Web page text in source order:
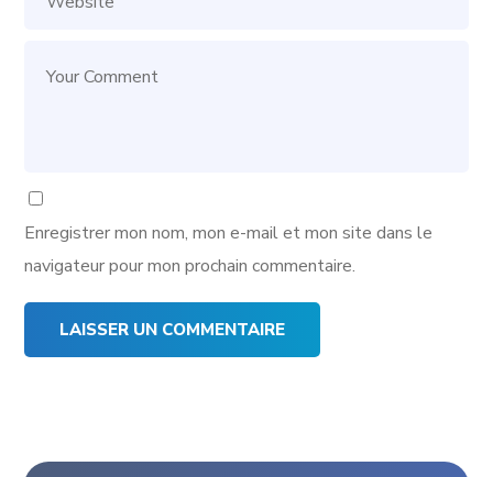
Enregistrer mon nom, mon e-mail et mon site dans le
navigateur pour mon prochain commentaire.